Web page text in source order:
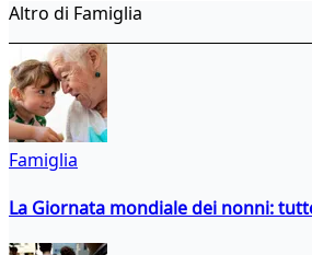
Altro di Famiglia
Famiglia
La Giornata mondiale dei nonni: